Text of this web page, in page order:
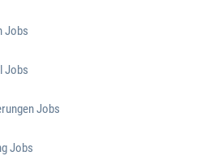
Jobs
Jobs
Jobs
Jobs